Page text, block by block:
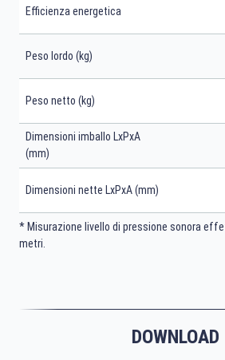
Efficienza energetica
Peso lordo (kg)
Peso netto (kg)
Dimensioni imballo LxPxA
(mm)
Dimensioni nette LxPxA (mm)
* Misurazione livello di pressione sonora
metri.
DOWNLOAD